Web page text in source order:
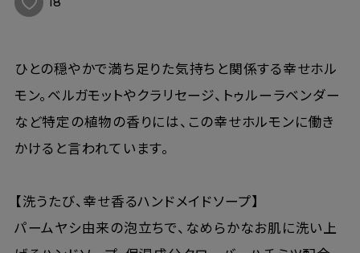
ひとの穏やかで満ち足りた気持ちと関係する幸せホル
モン。ベルガモットやクラリセージ、トゥルーラベンダー
など特定の植物の香りには、この幸せホルモンに働き
かけると言われています。
【洗うたび、幸せ香るハンドメイドソープ】
パームヤシ由来の泡立ちで、なめらかなお肌に洗い上